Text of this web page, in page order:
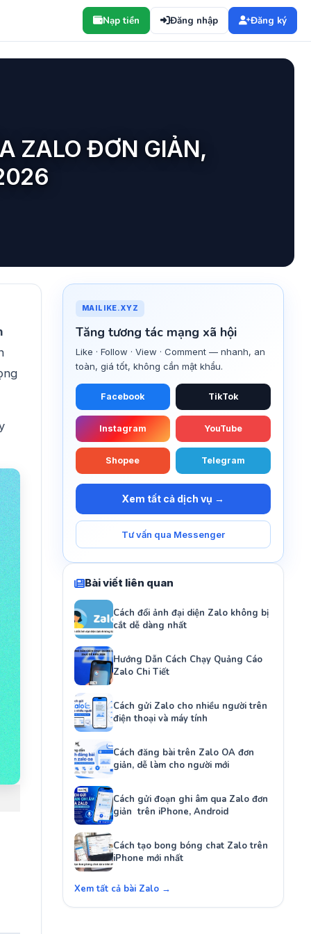
Nạp tiền Đăng nhập Đăng ký
ZALO ĐƠN GIẢN,
MAILIKE.XYZ
Tăng tương tác mạng xã hội
Like · Follow · View · Comment — nhanh, an
toàn, giá tốt, không cần mật khẩu.
Facebook TikTok
Instagram YouTube
Shopee Telegram
Xem tất cả dịch vụ →
Tư vấn qua Messenger
Bài viết liên quan
Cách đổi ảnh đại diện Zalo không bị
cắt dễ dàng nhất
Hướng Dẫn Cách Chạy Quảng Cáo
Zalo Chi Tiết
Cách gửi Zalo cho nhiều người trên
điện thoại và máy tính
Cách đăng bài trên Zalo OA đơn
giản, dễ làm cho người mới
Cách gửi đoạn ghi âm qua Zalo đơn
giản trên iPhone, Android
Cách tạo bong bóng chat Zalo trên
iPhone mới nhất
Xem tất cả bài Zalo →